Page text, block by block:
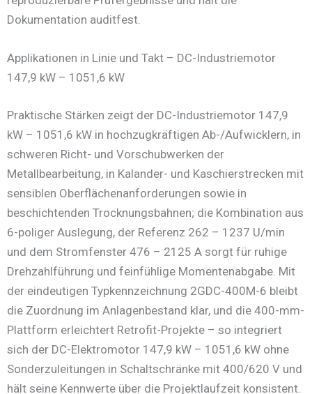
Dokumentation auditfest.
Applikationen in Linie und Takt – DC-Industriemotor
147,9 kW – 1051,6 kW
Praktische Stärken zeigt der DC-Industriemotor 147,9
kW – 1051,6 kW in hochzugkräftigen Ab-/Aufwicklern, in
schweren Richt- und Vorschubwerken der
Metallbearbeitung, in Kalander- und Kaschierstrecken mit
sensiblen Oberflächenanforderungen sowie in
beschichtenden Trocknungsbahnen; die Kombination aus
6-poliger Auslegung, der Referenz 262 – 1237 U/min
und dem Stromfenster 476 – 2125 A sorgt für ruhige
Drehzahlführung und feinfühlige Momentenabgabe. Mit
der eindeutigen Typkennzeichnung 2GDC-400M-6 bleibt
die Zuordnung im Anlagenbestand klar, und die 400-mm-
Plattform erleichtert Retrofit-Projekte – so integriert
sich der DC-Elektromotor 147,9 kW – 1051,6 kW ohne
Sonderzuleitungen in Schaltschränke mit 400/620 V und
hält seine Kennwerte über die Projektlaufzeit konsistent.